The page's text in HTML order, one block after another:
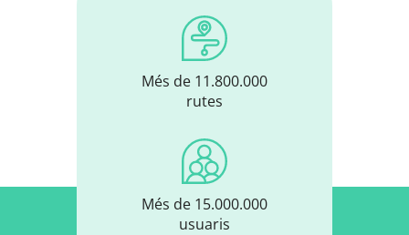
Més de 11.800.000
rutes
Més de 15.000.000
usuaris